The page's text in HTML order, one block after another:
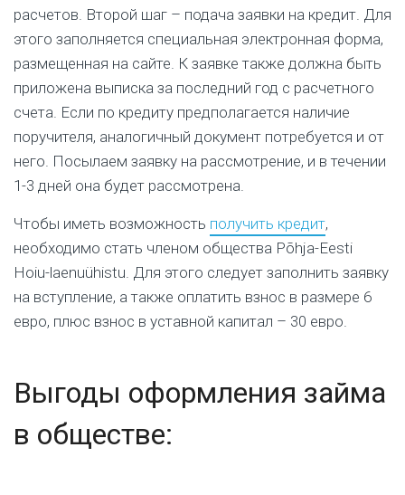
расчетов. Второй шаг – подача заявки на кредит. Для
этого заполняется специальная электронная форма,
размещенная на сайте. К заявке также должна быть
приложена выписка за последний год с расчетного
счета. Если по кредиту предполагается наличие
поручителя, аналогичный документ потребуется и от
него. Посылаем заявку на рассмотрение, и в течении
1-3 дней она будет рассмотрена.
Чтобы иметь возможность получить кредит,
необходимо стать членом общества Põhja-Eesti
Hoiu-laenuühistu. Для этого следует заполнить заявку
на вступление, а также оплатить взнос в размере 6
евро, плюс взнос в уставной капитал – 30 евро.
Выгоды оформления займа
в обществе: